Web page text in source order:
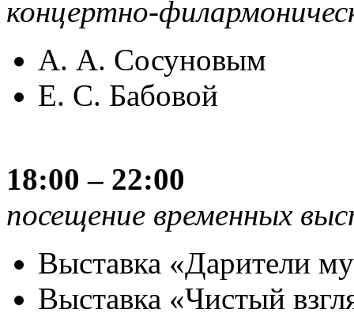
концертно-
А. А. Сосуновым
Е. С. Бабовой
18:00 – 22:00
посещение временных
Выставка «Дарители
Выставка «Чистый